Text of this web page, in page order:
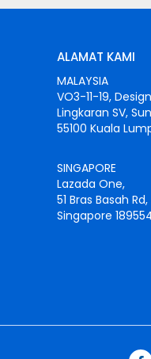
ALAMAT KAMI
MALAYSIA
VO3-11-19,
Lingkaran SV,
55100 Kuala
SINGAPORE
Lazada One,
51 Bras Basah
Singapore